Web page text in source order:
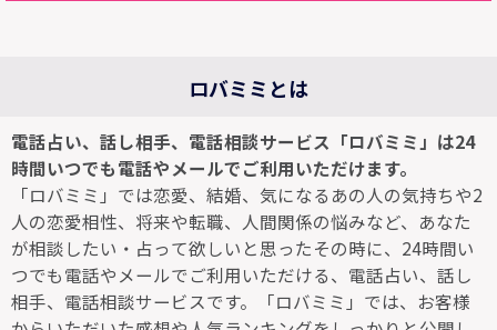
ロバミミとは
電話占い、話し相手、電話相談サービス「ロバミミ」は24
時間いつでも電話やメールでご利用いただけます。
「ロバミミ」では恋愛、結婚、気になるあの人の気持ちや2
人の恋愛相性、将来や転職、人間関係の悩みなど、あなた
が相談したい・占って欲しいと思ったその時に、24時間い
つでも電話やメールでご利用いただける、電話占い、話し
相手、電話相談サービスです。「ロバミミ」では、お客様